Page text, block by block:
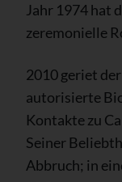
Jahr 1974 hat
zeremonielle
2010 geriet
autorisierte
Kontakte zu
Seiner
Abbruch; in